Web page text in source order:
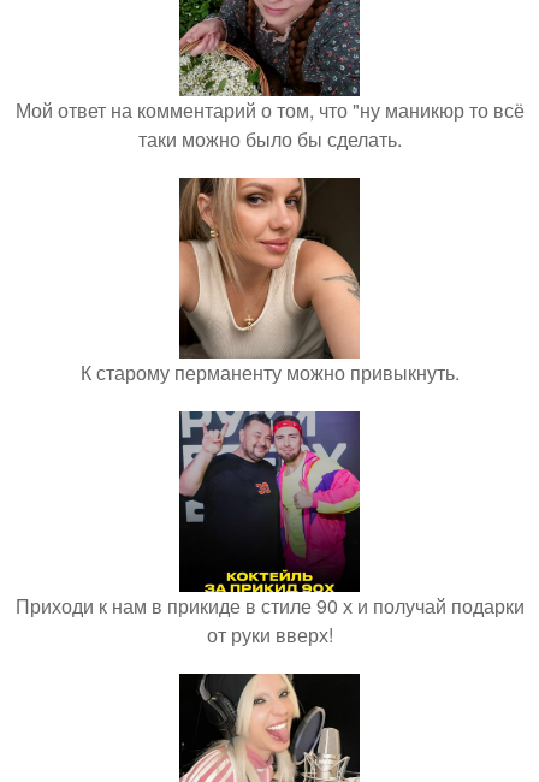
Мой ответ на комментарий о том, что "ну маникюр то всё
таки можно было бы сделать.
К старому перманенту можно привыкнуть.
Приходи к нам в прикиде в стиле 90 х и получай подарки
от руки вверх!